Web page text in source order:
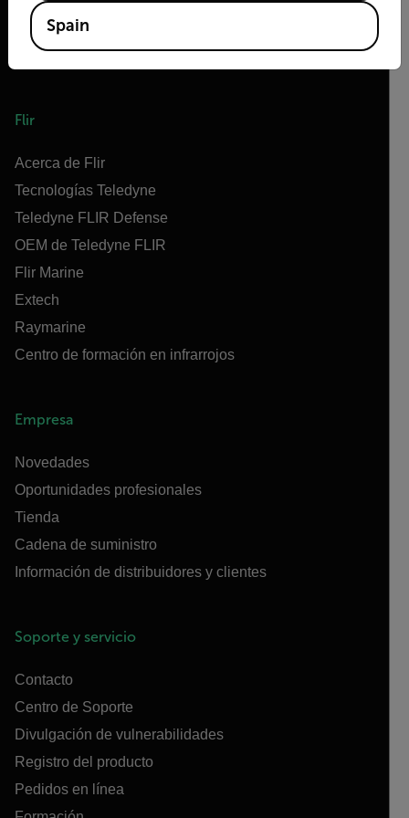
Flir
Acerca de Flir
Tecnologías Teledyne
Teledyne FLIR Defense
OEM de Teledyne FLIR
Flir Marine
Extech
Raymarine
Centro de formación en infrarrojos
Empresa
Novedades
Oportunidades profesionales
Tienda
Cadena de suministro
Información de distribuidores y clientes
Soporte y servicio
Contacto
Centro de Soporte
Divulgación de vulnerabilidades
Registro del producto
Pedidos en línea
Spain